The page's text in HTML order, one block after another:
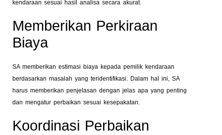
kendaraan sesuai hasil analisa secara akurat.
Memberikan Perkiraan
Biaya
SA memberikan estimasi biaya kepada pemilik kendaraan
berdasarkan masalah yang teridentifikasi. Dalam hal ini, SA
harus memberikan penjelasan dengan jelas apa yang penting
dan mengatur perbaikan sesuai kesepakatan.
Koordinasi Perbaikan